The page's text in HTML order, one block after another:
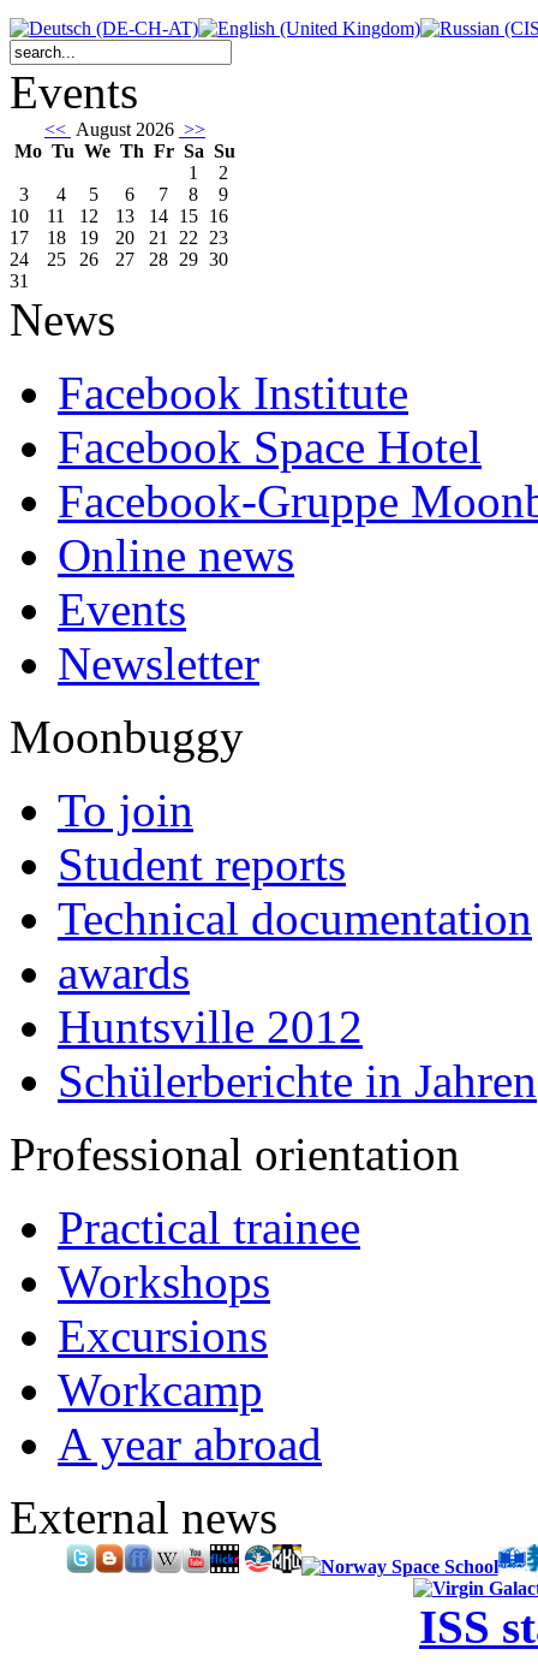
Events
<< August 2026 >>
Mo Tu We Th Fr Sa Su
1
2
3
4 5 6 7 8
9
10
11 12 13 14 15 16
17
18 19 20 21 22 23
24
25 26 27 28 29 30
31
News
Facebook Institute
Facebook Space Hotel
Facebook-Gruppe
Online news
Events
Newsletter
Moonbuggy
To join
Student reports
Technical documentation
awards
Huntsville 2012
Schülerberichte in Jahren
Professional orientation
Practical trainee
Workshops
Excursions
Workcamp
A year abroad
External news
ISS